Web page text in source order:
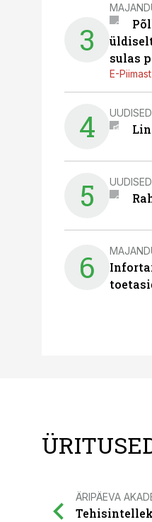
3
sulas
E-
4 UUDISED
5 UUDISED
6
ÄRIPÄEVA